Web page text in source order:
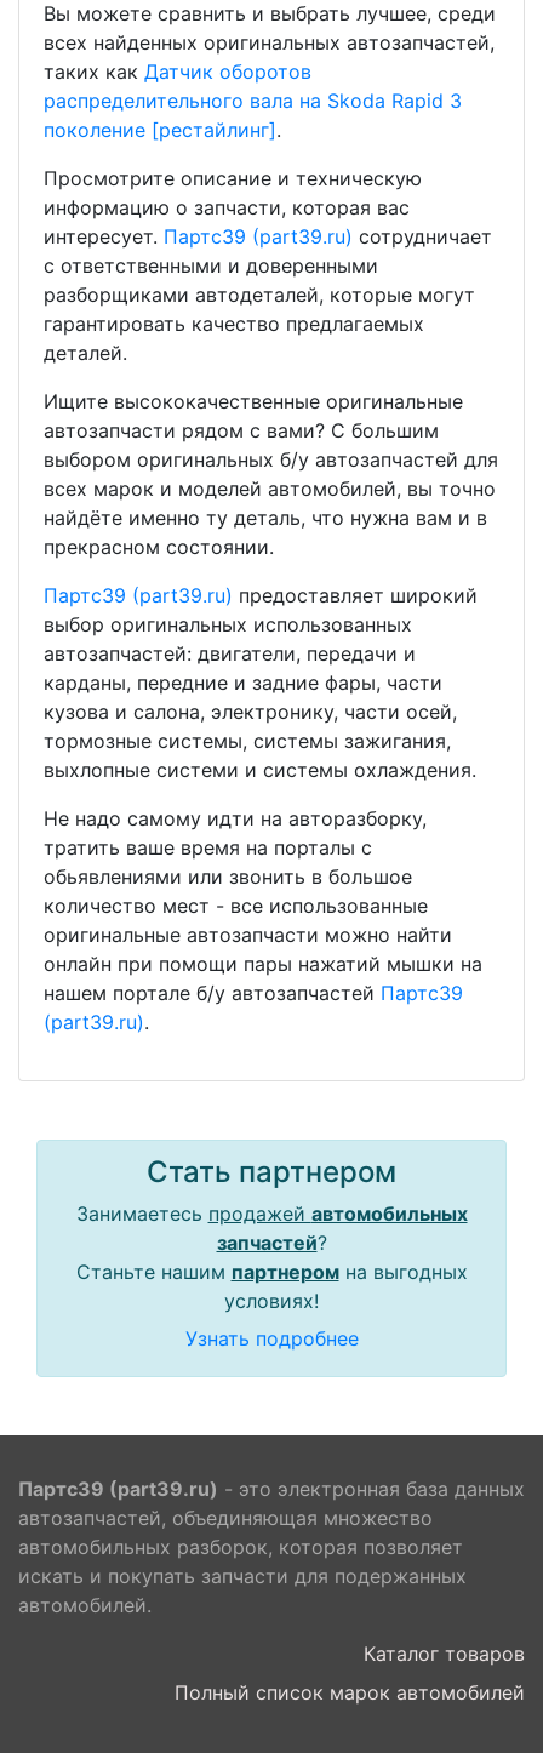
Вы можете сравнить и выбрать лучшее, среди
всех найденных оригинальных автозапчастей,
таких как Датчик оборотов
распределительного вала на Skoda Rapid 3
поколение [рестайлинг].
Просмотрите описание и техническую
информацию о запчасти, которая вас
интересует. Партс39 (part39.ru) сотрудничает
с ответственными и доверенными
разборщиками автодеталей, которые могут
гарантировать качество предлагаемых
деталей.
Ищите высококачественные оригинальные
автозапчасти рядом с вами? С большим
выбором оригинальных б/у автозапчастей для
всех марок и моделей автомобилей, вы точно
найдёте именно ту деталь, что нужна вам и в
прекрасном состоянии.
Партс39 (part39.ru) предоставляет широкий
выбор оригинальных использованных
автозапчастей: двигатели, передачи и
карданы, передние и задние фары, части
кузова и салона, электронику, части осей,
тормозные системы, системы зажигания,
выхлопные системи и системы охлаждения.
Не надо самому идти на авторазборку,
тратить ваше время на порталы с
обьявлениями или звонить в большое
количество мест - все использованные
оригинальные автозапчасти можно найти
онлайн при помощи пары нажатий мышки на
нашем портале б/у автозапчастей Партс39
(part39.ru).
Стать партнером
Занимаетесь продажей автомобильных
запчастей?
Станьте нашим партнеромна выгодных
условиях!
Узнать подробнее
Партс39 (part39.ru) - это электронная база данных
автозапчастей, объединяющая множество
автомобильных разборок, которая позволяет
искать и покупать запчасти для подержанных
автомобилей.
Каталог товаров
Полный список марок автомобилей